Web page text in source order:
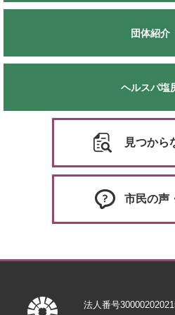
団体紹介
ヘルスパ塩
見つから
市民の声
法人番号